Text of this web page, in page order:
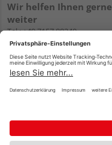
Wir helfen Ihnen gerne
weiter
Tel.:+49 7157 88240
E-Mail:shop@holzland-
filderstadt.de
Impressum AGB
Reservierungsbedingungen